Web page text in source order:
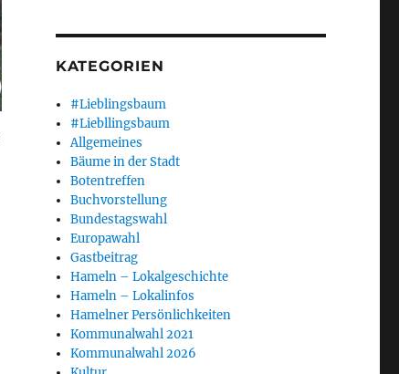
KATEGORIEN
#Lieblingsbaum
#Liebllingsbaum
Allgemeines
Bäume in der Stadt
Botentreffen
Buchvorstellung
Bundestagswahl
Europawahl
Gastbeitrag
Hameln – Lokalgeschichte
Hameln – Lokalinfos
Hamelner Persönlichkeiten
Kommunalwahl 2021
Kommunalwahl 2026